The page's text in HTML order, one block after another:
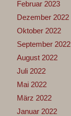
Februar 2023
Dezember 2022
Oktober 2022
September 2022
August 2022
Juli 2022
Mai 2022
März 2022
Januar 2022